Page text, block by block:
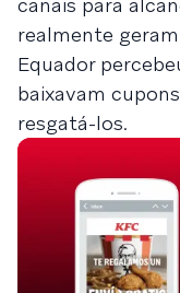
realmente
Equador
baixavam
resgatá-los.